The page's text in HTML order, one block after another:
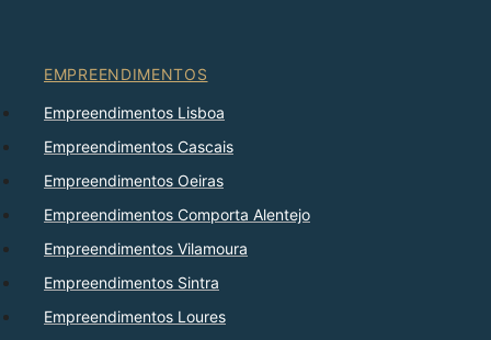
EMPREENDIMENTOS
Empreendimentos Lisboa
Empreendimentos Cascais
Empreendimentos Oeiras
Empreendimentos Comporta Alentejo
Empreendimentos Vilamoura
Empreendimentos Sintra
Empreendimentos Loures